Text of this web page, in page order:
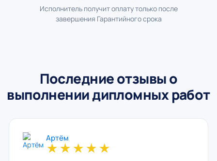
Исполнитель получит оплату только после
завершения Гарантийного срока
Последние отзывы о
выполнении дипломных работ
Артём
★★★★★